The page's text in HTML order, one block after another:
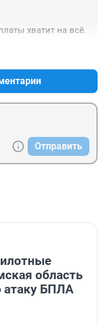
хватит на всё.
Отправить
область
атаку БПЛА